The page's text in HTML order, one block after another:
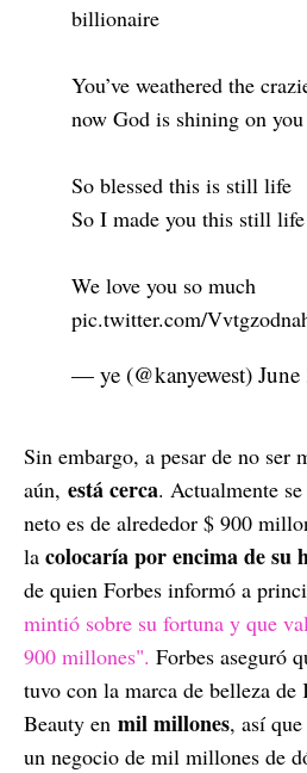
billionaire
You’ve weathered the
now God is shining on
So blessed this is still life
So I made you this still life
We love you so much
pic.twitter.com/
— ye (@kanyewest)
Sin embargo, a pesar de no ser
aún, está cerca. Actualmente
neto es de alrededor $ 900
la colocaría por encima de su
de quien Forbes informó a
mintió sobre su fortuna y que
900 millones". Forbes aseguró
tuvo con la marca de belleza
Beauty en mil millones, así
un negocio de mil millones de